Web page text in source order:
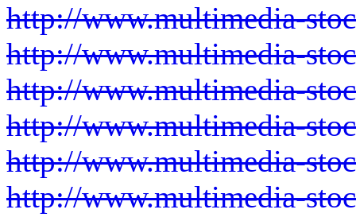
http://www.multimedia-
http://www.multimedia-
http://www.multimedia-
http://www.multimedia-
http://www.multimedia-
http://www.multimedia-